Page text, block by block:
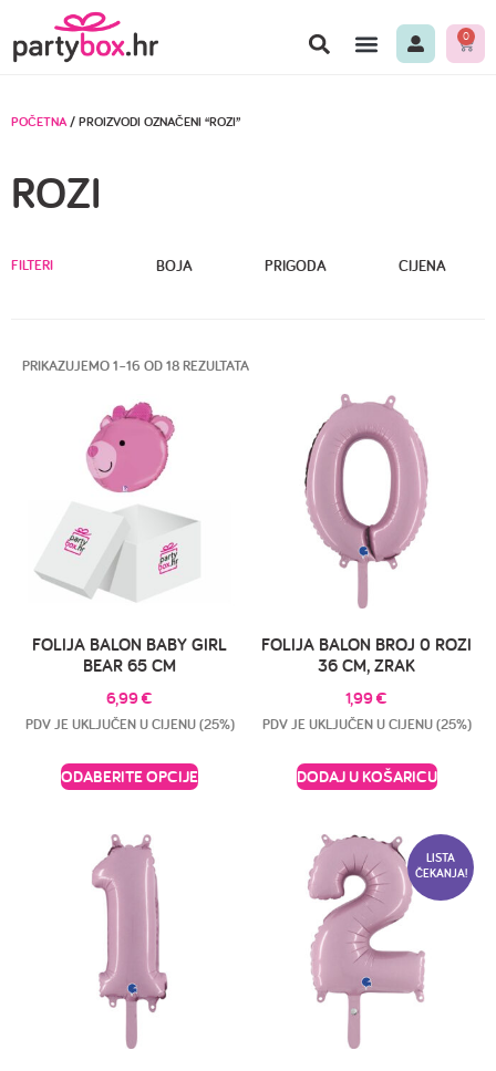
0
POČETNA/ PROIZVODI OZNAČENI “ROZI”
ROZI
FILTERI BOJA PRIGODA CIJENA
PRIKAZUJEMO 1–16 OD 18 REZULTATA
FOLIJA BALON BABY GIRL
BEAR 65 CM
6,99€
PDV JE UKLJUČEN U CIJENU (25%)
ODABERITE OPCIJE
FOLIJA BALON BROJ 0 ROZI
36 CM, ZRAK
1,99€
PDV JE UKLJUČEN U CIJENU (25%)
DODAJ U KOŠARICU
LISTA
ČEKANJA!